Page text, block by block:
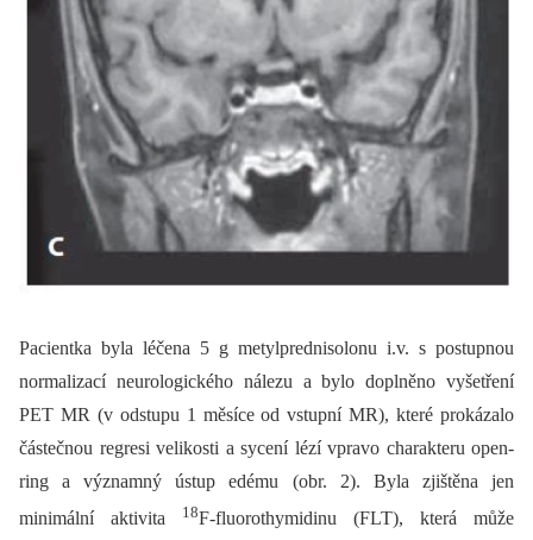
Pacientka byla léčena 5 g metylprednisolonu i.v. s postupnou
normalizací neurologického nálezu a bylo doplněno vyšetření
PET MR (v odstupu 1 měsíce od vstupní MR), které prokázalo
částečnou regresi velikosti a sycení lézí vpravo charakteru open-
ring a významný ústup edému (obr. 2). Byla zjištěna jen
minimální aktivita
18F-fluorothymidinu (FLT), která může